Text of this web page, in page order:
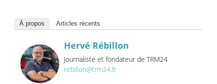
À propos Articles récents
Hervé Rébillon
Journaliste et fondateur de TRM24
rebillon@trm24.fr